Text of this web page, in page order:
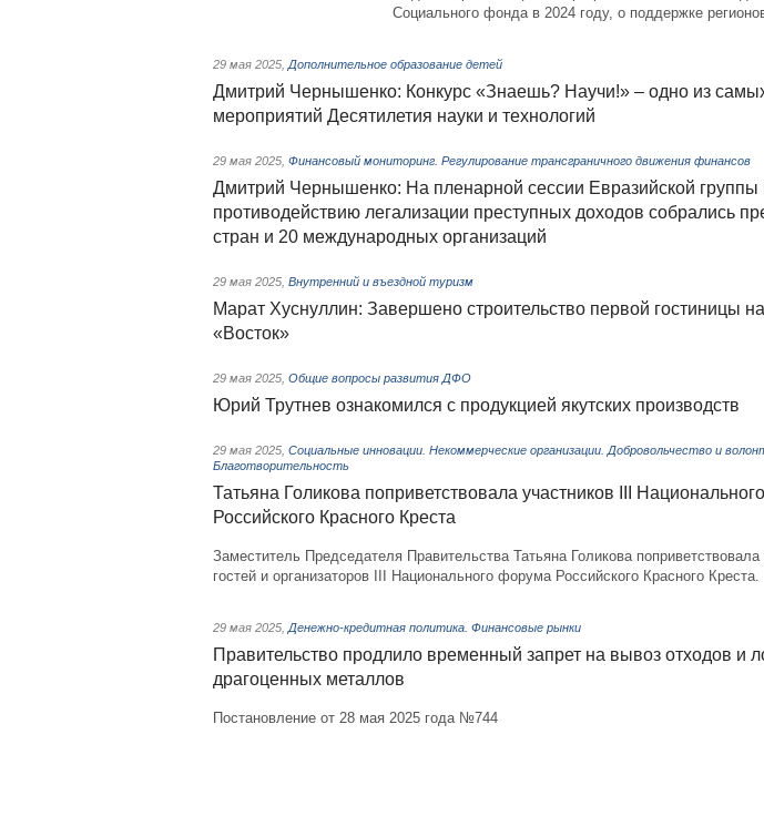
Социального фонда в 2024 году, о поддержке
29 мая 2025 Дополнительное образование детей
Дмитрий Чернышенко: Конкурс «Знаешь? Научи!» – одно из
мероприятий Десятилетия науки и технологий
29 мая 2025 Финансовый мониторинг. Регулирование трансграничного движения финансов
Дмитрий Чернышенко: На пленарной сессии Евразийской группы
противодействию легализации преступных доходов собрались
стран и 20 международных организаций
29 мая 2025 Внутренний и въездной туризм
Марат Хуснуллин: Завершено строительство первой гостиницы
«Восток»
29 мая 2025 Общие вопросы развития ДФО
Юрий Трутнев ознакомился c продукцией якутских производств
29 мая 2025 Социальные инновации. Некоммерческие организации. Добровольчество и
Благотворительность
Татьяна Голикова поприветствовала участников III
Российского Красного Креста
Заместитель Председателя Правительства Татьяна Голикова поприветствовала
гостей и организаторов III Национального форума Российского Красного Креста.
29 мая 2025 Денежно-кредитная политика. Финансовые рынки
Правительство продлило временный запрет на вывоз отходов и
драгоценных металлов
Постановление от 28 мая 2025 года №744